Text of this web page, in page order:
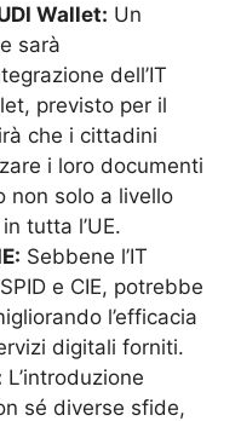
Wallet: Un
sarà
dell’IT
previsto per il
che i cittadini
i loro documenti
non solo a livello
tutta l’UE.
Sebbene l’IT
e CIE, potrebbe
l’efficacia
digitali forniti.
L’introduzione
sé diverse sfide,